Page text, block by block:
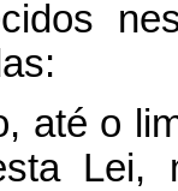
até o
Lei,